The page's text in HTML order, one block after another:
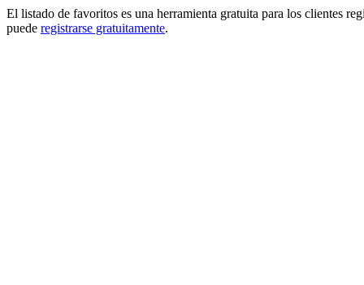
El listado de favoritos es una herramienta gratuita para los clientes
puede registrarse gratuitamente.